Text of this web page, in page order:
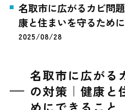
名取市に広がるカビ問
康と住まいを守るため
2025/08/28
名取市に広がる
の対策｜健康と